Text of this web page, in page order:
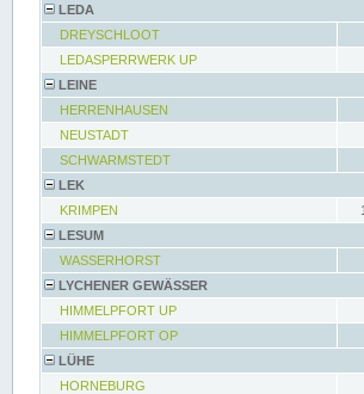
LEDA
DREYSCHLOOT
LEDASPERRWERK UP
LEINE
HERRENHAUSEN
NEUSTADT
SCHWARMSTEDT
LEK
KRIMPEN
LESUM
WASSERHORST
LYCHENER GEWÄSSER
HIMMELPFORT UP
HIMMELPFORT OP
LÜHE
HORNEBURG